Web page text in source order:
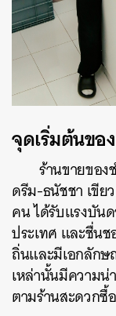
จุดเริ่มต้นของ
ร้านขายของ
ดรีม-ธนัชชา เขี
คน ได้รับแรงบัน
ประเทศ และชื่น
ถิ่นและมีเอกลักษ
เหล่านั้นมีความ
ตามร้านสะดวกซื้